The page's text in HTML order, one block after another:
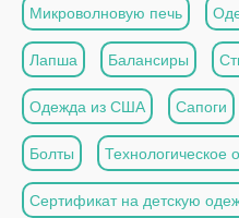
Микроволновую печь
Лапша Балансиры
Одежда из США Сапоги
Болты Технологическое
Сертификат на детскую